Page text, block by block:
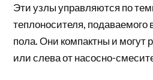
Эти узлы управляются по
теплоносителя, подаваемого
пола. Они компактны и могут
или слева от насосно-